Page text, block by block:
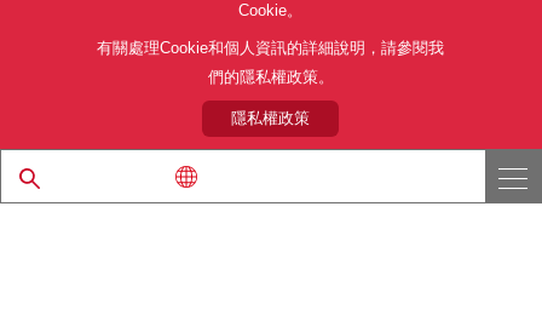
網站使用條款 利用目的 隱私權政策
網站地圖
關於本公司產品銷售之標準條款(PDF)
© 1997 - 2026 ROHM CO., LTD. ALL RIGHTS RESERVED.
Cookie。
有關處理Cookie和個人資訊的詳細說明，請參閱我
們的隱私權政策。
隱私權政策